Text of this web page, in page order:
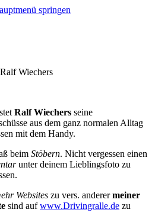
springen
Wiechers
Ralf Wiechers seine
aus dem ganz normalen Alltag
mit dem Handy.
beim Stöbern. Nicht vergessen einen
unter deinem Lieblingsfoto zu
Websites zu vers. anderermeiner
sind aufwww.Drivingralle.de zu